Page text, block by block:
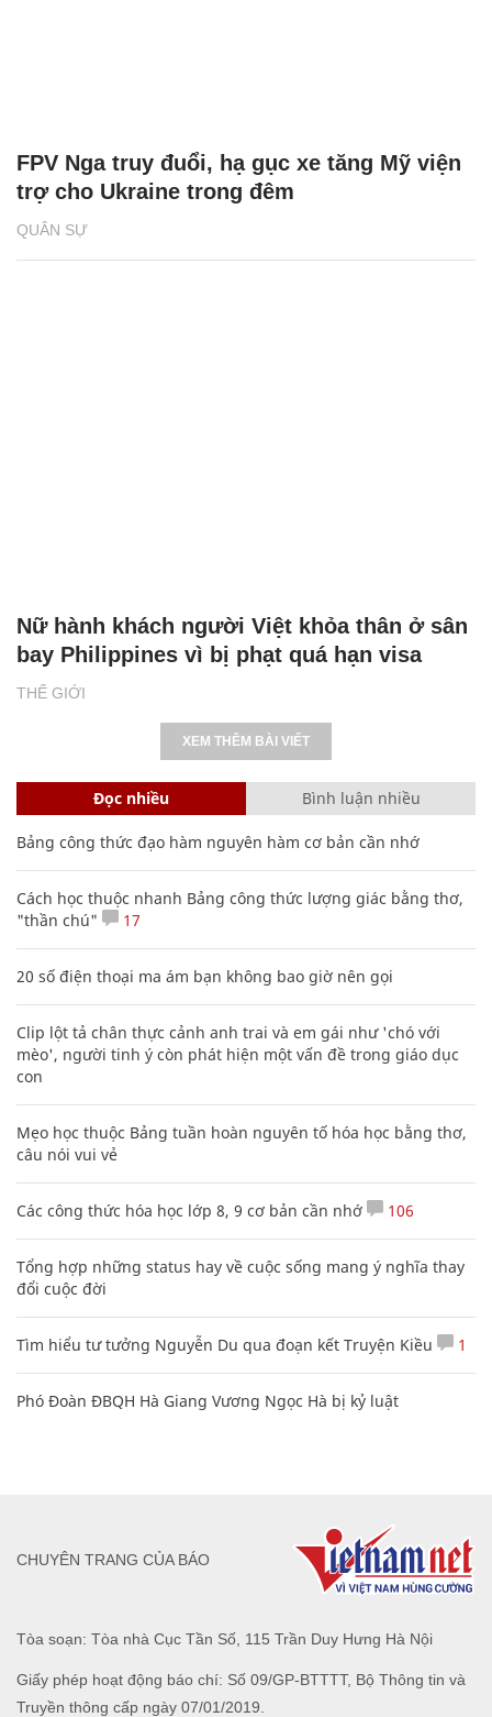
QUÂN SỰ
FPV Nga truy đuổi, hạ gục xe tăng Mỹ viện
trợ cho Ukraine trong đêm
THẾ GIỚI
Nữ hành khách người Việt khỏa thân ở sân
bay Philippines vì bị phạt quá hạn visa
XEM THÊM BÀI VIẾT
Đọc nhiều Bình luận nhiều
Bảng công thức đạo hàm nguyên hàm cơ bản cần nhớ
Cách học thuộc nhanh Bảng công thức lượng giác bằng thơ,
"thần chú"
17
20 số điện thoại ma ám bạn không bao giờ nên gọi
Clip lột tả chân thực cảnh anh trai và em gái như 'chó với
mèo', người tinh ý còn phát hiện một vấn đề trong giáo dục
con
Mẹo học thuộc Bảng tuần hoàn nguyên tố hóa học bằng thơ,
câu nói vui vẻ
Các công thức hóa học lớp 8, 9 cơ bản cần nhớ 106
Tổng hợp những status hay về cuộc sống mang ý nghĩa thay
đổi cuộc đời
Tìm hiểu tư tưởng Nguyễn Du qua đoạn kết Truyện Kiều 1
Phó Đoàn ĐBQH Hà Giang Vương Ngọc Hà bị kỷ luật
Tòa soạn: Tòa nhà Cục Tần Số, 115 Trần Duy Hưng Hà Nội
Giấy phép hoạt động báo chí: Số 09/GP-BTTTT, Bộ Thông tin và
Truyền thông cấp ngày 07/01/2019.
CHUYÊN TRANG CỦA BÁO